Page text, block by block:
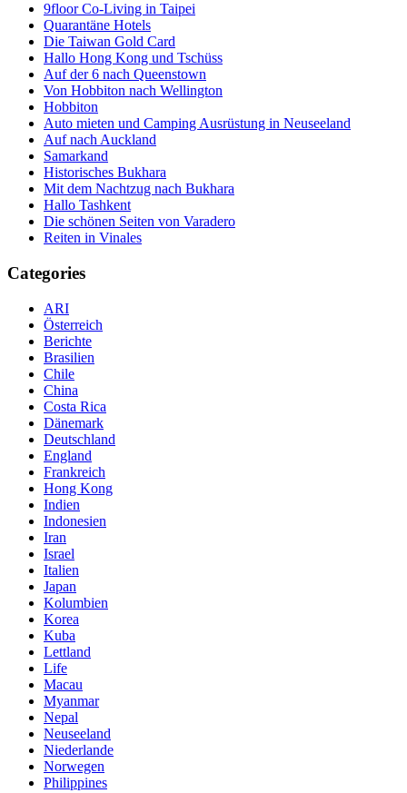
9floor Co-Living in Taipei
Quarantäne Hotels
Die Taiwan Gold Card
Hallo Hong Kong und Tschüss
Auf der 6 nach Queenstown
Von Hobbiton nach Wellington
Hobbiton
Auto mieten und Camping Ausrüstung in Neuseeland
Auf nach Auckland
Samarkand
Historisches Bukhara
Mit dem Nachtzug nach Bukhara
Hallo Tashkent
Die schönen Seiten von Varadero
Reiten in Vinales
Categories
ARI
Österreich
Berichte
Brasilien
Chile
China
Costa Rica
Dänemark
Deutschland
England
Frankreich
Hong Kong
Indien
Indonesien
Iran
Israel
Italien
Japan
Kolumbien
Korea
Kuba
Lettland
Life
Macau
Myanmar
Nepal
Neuseeland
Niederlande
Norwegen
Philippines